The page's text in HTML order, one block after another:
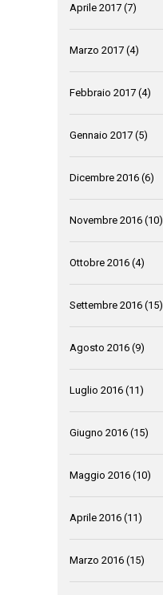
Aprile 2017 (7)
Marzo 2017 (4)
Febbraio 2017 (4)
Gennaio 2017 (5)
Dicembre 2016 (6)
Novembre 2016 (10)
Ottobre 2016 (4)
Settembre 2016 (15)
Agosto 2016 (9)
Luglio 2016 (11)
Giugno 2016 (15)
Maggio 2016 (10)
Aprile 2016 (11)
Marzo 2016 (15)